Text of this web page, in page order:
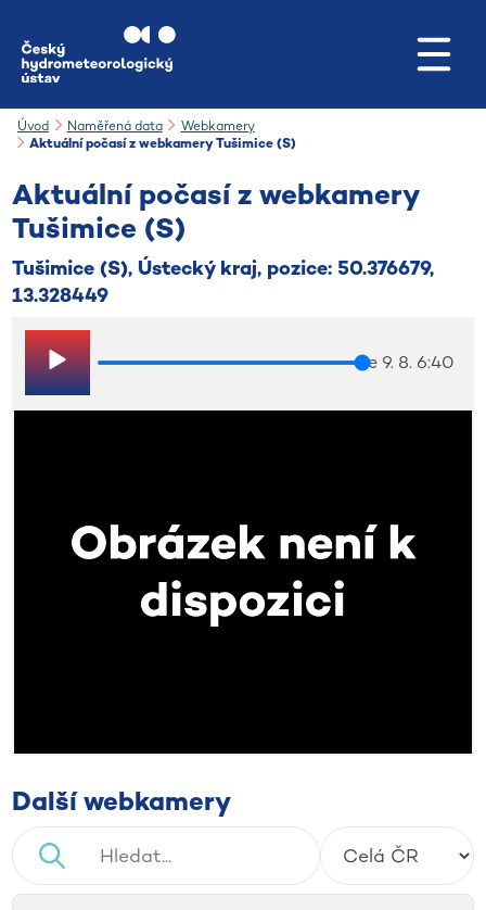
Úvod Naměřená data
Webkamery
Aktuální počasí z webkamery Tušimice (S)
Aktuální počasí z webkamery
Tušimice (S)
Tušimice (S), Ústecký kraj, pozice: 50.376679,
13.328449
ne 9. 8. 6:40
Další webkamery